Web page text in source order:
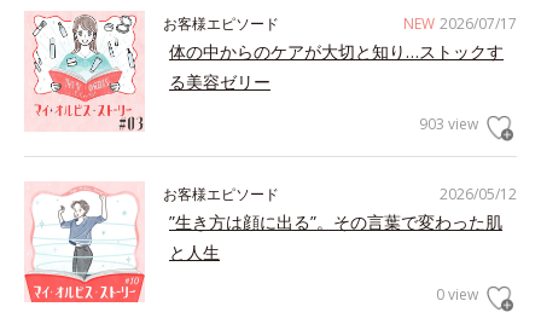
NEW 2026/07/17
お客様エピソード
体の中からのケアが大切と知り…ストックす
る美容ゼリー
903 view
2026/05/12
お客様エピソード
”生き方は顔に出る”。その言葉で変わった肌
と人生
0 view